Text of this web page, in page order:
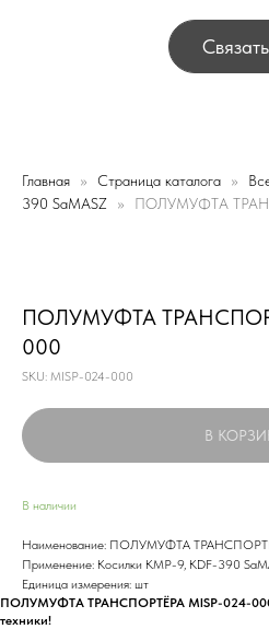
Связаться
г. Минск, переулок
Главная Страница каталога
390 SaMASZ
ПОЛУМУФТА
ПОЛУМУФТА
000
SKU: MISP-024-000
В
В наличии
Наименование: ПОЛУМУФТА
Применение: Косилки КМР-9, KDF-390
Единица измерения: шт
ПОЛУМУФТА ТРАНСПОРТЁРА MISP-024-
техники!